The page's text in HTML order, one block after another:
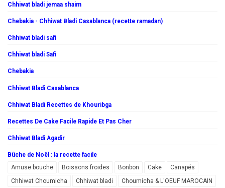
Chhiwat bladi jemaa shaim
Chebakia - Chhiwat Bladi Casablanca (recette ramadan)
Chhiwat bladi safi
Chhiwat bladi Safi
Chebakia
Chhiwat Bladi Casablanca
Chhiwat Bladi Recettes de Khouribga
Recettes De Cake Facile Rapide Et Pas Cher
Chhiwat Bladi Agadir
Bûche de Noël : la recette facile
Amuse bouche
Boissons froides Bonbon Cake
Canapés
Chhiwat Choumicha
Chhiwat bladi
Choumicha & L'OEUF MAROCAIN